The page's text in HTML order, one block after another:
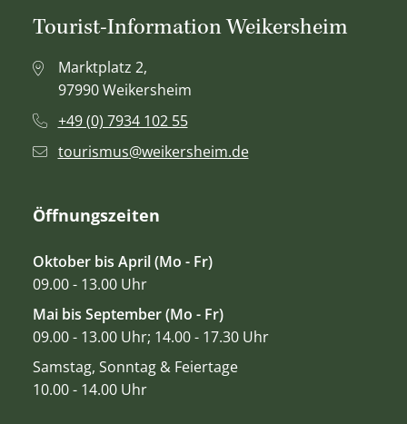
Tourist-Information Weikersheim
Marktplatz 2,
97990 Weikersheim
+49 (0) 7934 102 55
tourismus@weikersheim.de
Öffnungszeiten
Oktober bis April (Mo - Fr)
09.00 - 13.00 Uhr
Mai bis September (Mo - Fr)
09.00 - 13.00 Uhr; 14.00 - 17.30 Uhr
Samstag, Sonntag & Feiertage
10.00 - 14.00 Uhr